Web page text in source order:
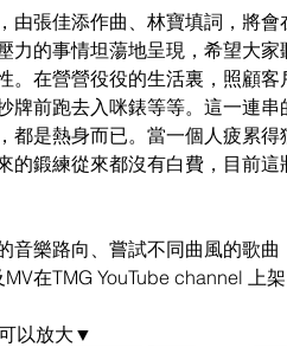
由張佳添作曲、林寶填詞，將會
力的事情坦蕩地呈現，希望大
。在營營役役的生活裏，照顧
牌前跑去入咪錶等等。這一連
都是熱身而已。當一個人疲累
的鍛練從來都沒有白費，目前這
音樂路向、嘗試不同曲風的歌
在TMG YouTube channel 上
以放大▼